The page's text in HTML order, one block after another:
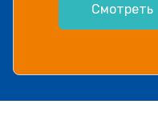
Смотреть